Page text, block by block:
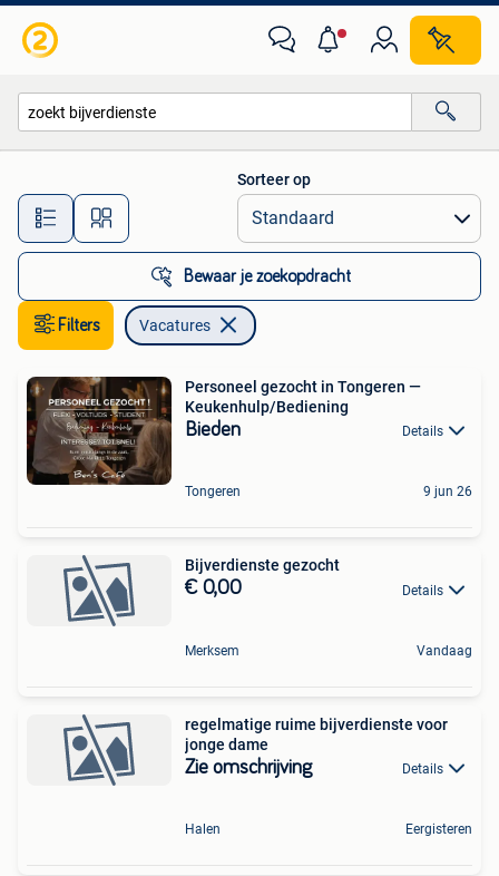
Alle afstanden…
Sorteer op
Bewaar je zoekopdracht
Filters Vacatures
Personeel gezocht in Tongeren —
Keukenhulp/Bediening
Bieden Details
Tongeren 9 jun 26
Bijverdienste gezocht
€ 0,00 Details
Merksem Vandaag
regelmatige ruime bijverdienste voor
jonge dame
Zie omschrijving Details
Halen Eergisteren